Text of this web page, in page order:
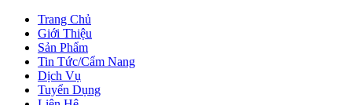
Trang Chủ
Giới Thiệu
Sản Phẩm
Tin Tức/Cẩm Nang
Dịch Vụ
Tuyển Dụng